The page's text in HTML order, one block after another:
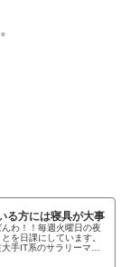
る方には寝具が大事
わ！！毎週火曜日の夜
を日課にしています。
手IT系のサラリーマン